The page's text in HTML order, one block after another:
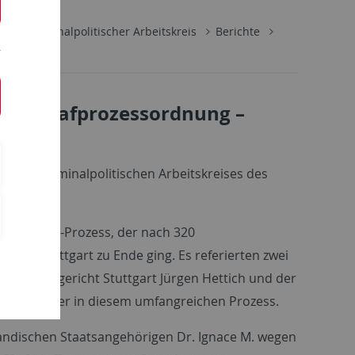
Kriminalpolitischer Arbeitskreis
Berichte
Strafprozessordnung –
Kriminalpolitischen Arbeitskreises des
Ruanda-Prozess, der nach 320
OLG Stuttgart zu Ende ging. Es referierten zwei
Stuttgart Jürgen Hettich und der
in diesem umfangreichen Prozess.
Staatsangehörigen Dr. Ignace M. wegen